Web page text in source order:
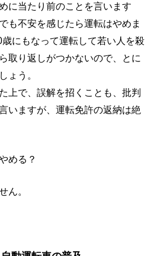
に当たり前のことを言います
も不安を感じたら運転はやめま
にもなって運転して若い人を殺
取り返しがつかないので、とに
ょう。
上で、誤解を招くことも、批判
いますが、運転免許の返納は絶
める？
ん。